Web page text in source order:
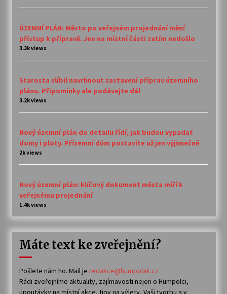
ÚZEMNÍ PLÁN: Město po veřejném projednání mění
přístup k přípravě. Jen na místní části zatím nedošlo
3.3k views
Starosta slíbil navrhnout zastavení příprav územního
plánu. Připomínky ale podávejte dál
3.2k views
Nový územní plán do detailu řídí, jak budou vypadat
domy i ploty. Přízemní dům postavíte už jen výjimečně
2k views
Nový územní plán: klíčový dokument města míří k
veřejnému projednání
1.4k views
Máte text ke zveřejnění?
Pošlete nám ho. Mail je redakce@humpolak.cz
Rádi zveřejníme aktuality, zajímavosti nejen o Humpolci,
upoutávky na místní akce, tipy na výlety, Vaši tvorbu a v